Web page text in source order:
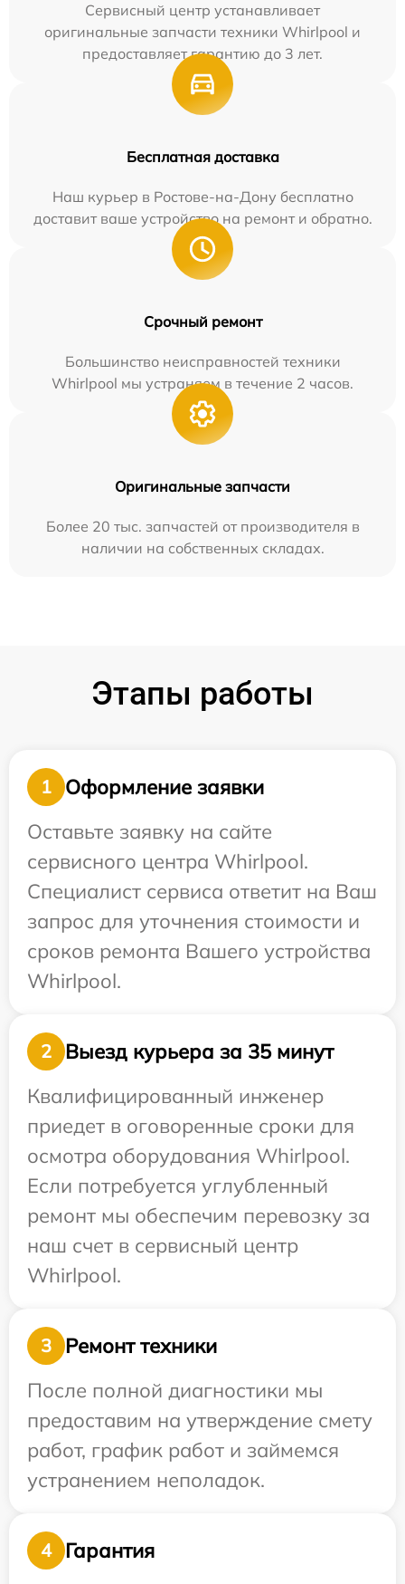
Сервисный центр устанавливает
оригинальные запчасти техники Whirlpool и
предоставляет гарантию до 3 лет.
Бесплатная доставка
Наш курьер в Ростове-на-Дону бесплатно
доставит ваше устройство на ремонт и обратно.
Срочный ремонт
Большинство неисправностей техники
Whirlpool мы устраняем в течение 2 часов.
Оригинальные запчасти
Более 20 тыс. запчастей от производителя в
наличии на собственных складах.
Этапы работы
1
Оформление заявки
Оставьте заявку на сайте
сервисного центра Whirlpool.
Специалист сервиса ответит на Ваш
запрос для уточнения стоимости и
сроков ремонта Вашего устройства
Whirlpool.
2
Выезд курьера за 35 минут
Квалифицированный инженер
приедет в оговоренные сроки для
осмотра оборудования Whirlpool.
Если потребуется углубленный
ремонт мы обеспечим перевозку за
наш счет в сервисный центр
Whirlpool.
3
Ремонт техники
После полной диагностики мы
предоставим на утверждение смету
работ, график работ и займемся
устранением неполадок.
4
Гарантия